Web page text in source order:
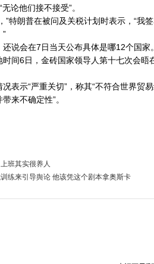
论他们接不接受”。
特朗普在被问及关税计划时表示，“我
说会在7日当天公布具体是哪12个国家
间6日，金砖国家领导人第十七次会晤
表示“严重关切”，称其“不符合世界贸
来不确定性”。
班其实很养人
练来引导舆论 他该凭这个剧本拿奥斯卡